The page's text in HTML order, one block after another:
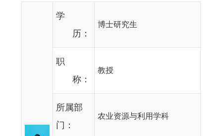
学
历：
博士研究生
职
称：
教授
所属部
门：
农业资源与利用学科